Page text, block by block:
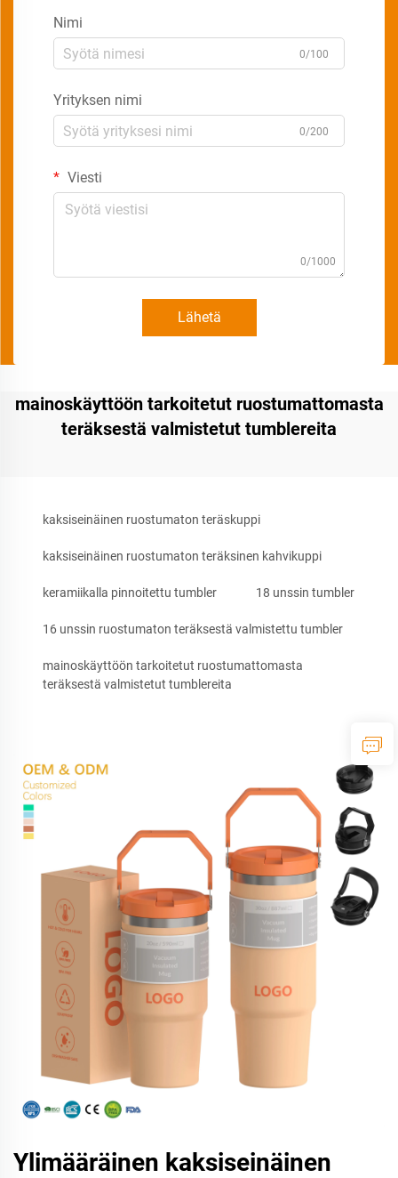
Nimi
0/100
Yrityksen nimi
0/200
Viesti
0/1000
Lähetä
mainoskäyttöön tarkoitetut ruostumattomasta
teräksestä valmistetut tumblereita
kaksiseinäinen ruostumaton teräskuppi
kaksiseinäinen ruostumaton teräksinen kahvikuppi
keramiikalla pinnoitettu tumbler 18 unssin tumbler
16 unssin ruostumaton teräksestä valmistettu tumbler
mainoskäyttöön tarkoitetut ruostumattomasta
teräksestä valmistetut tumblereita
Ylimääräinen kaksiseinäinen